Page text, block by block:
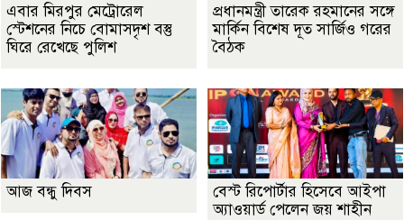
এবার মিরপুর মেট্রোরেল
স্টেশনের নিচে বোমাসদৃশ বস্তু
ঘিরে রেখেছে পুলিশ
প্রধানমন্ত্রী তারেক রহমানের সঙ্গে
মার্কিন বিশেষ দূত সার্জিও গরের
বৈঠক
আজ বন্ধু দিবস
বেস্ট রিপোর্টার হিসেবে আইপা
অ্যাওয়ার্ড পেলেন জয় শাহীন